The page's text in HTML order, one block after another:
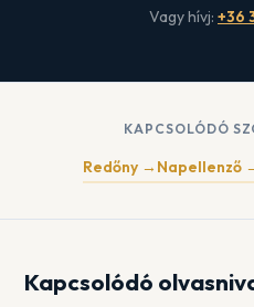
Vagy hívj: +36
KAPCSOLÓDÓ
Redőny → Napellenző
Kapcsolódó